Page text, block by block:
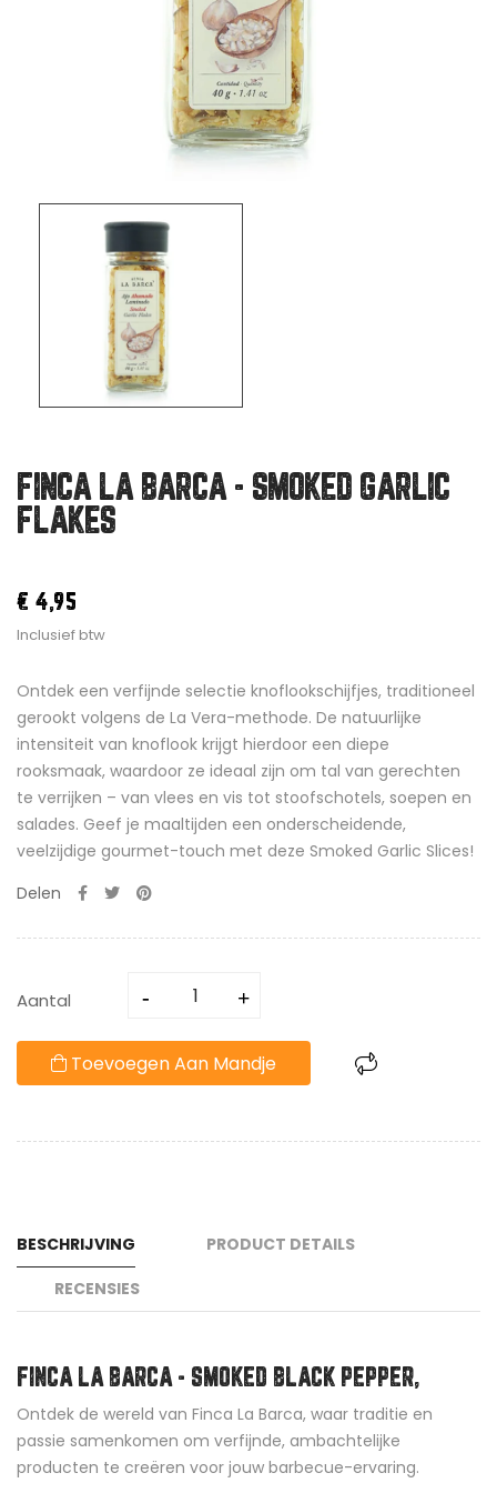
FINCA LA BARCA - SMOKED GARLIC
FLAKES
€ 4,95
Inclusief btw
Ontdek een verfijnde selectie knoflookschijfjes, traditioneel
gerookt volgens de La Vera-methode. De natuurlijke
intensiteit van knoflook krijgt hierdoor een diepe
rooksmaak, waardoor ze ideaal zijn om tal van gerechten
te verrijken – van vlees en vis tot stoofschotels, soepen en
salades. Geef je maaltijden een onderscheidende,
veelzijdige gourmet-touch met deze Smoked Garlic Slices!
Delen
Aantal
Toevoegen Aan Mandje
BESCHRIJVING
PRODUCT DETAILS
RECENSIES
FINCA LA BARCA - SMOKED BLACK PEPPER,
Ontdek de wereld van Finca La Barca, waar traditie en
passie samenkomen om verfijnde, ambachtelijke
producten te creëren voor jouw barbecue-ervaring.